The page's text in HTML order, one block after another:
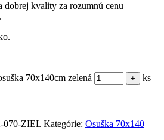
dobrej kvality za rozumnú cenu
70x140cm zelená ks
070-ZIEL Kategórie: Osuška 70x140